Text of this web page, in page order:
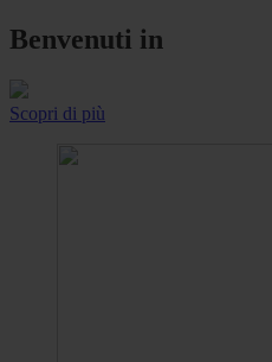
Benvenuti in
Scopri di più